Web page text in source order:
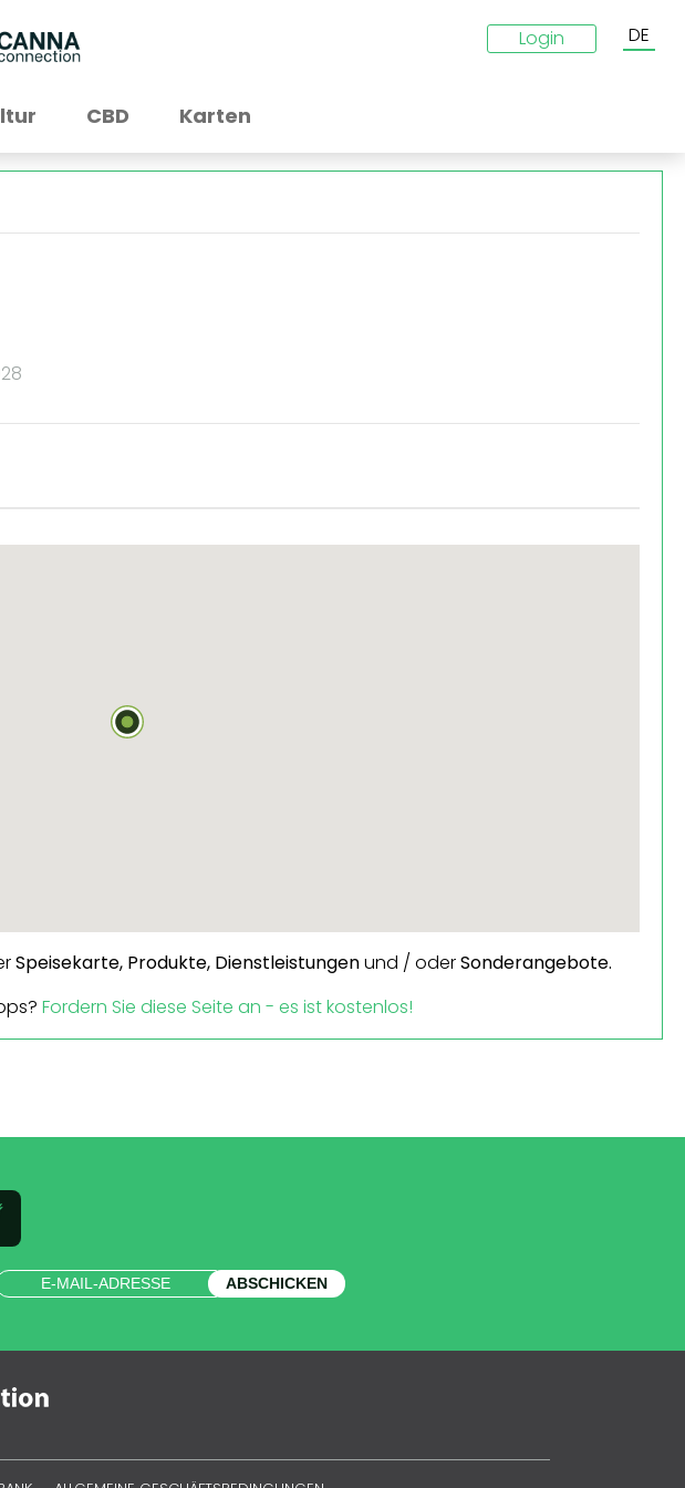
Login DE
CBD Karten
Speisekarte, Produkte, Dienstleistungenund / oderSonderangebote.
Fordern Sie diese Seite an - es ist kostenlos!
ABSCHICKEN